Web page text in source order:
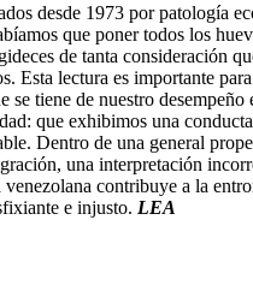
desde 1973 por patología
que poner todos los
de tanta consideración
Esta lectura es importante
se tiene de nuestro desempeño
que exhibimos una conducta
Dentro de una general
una interpretación
contribuye a la
e injusto. LEA